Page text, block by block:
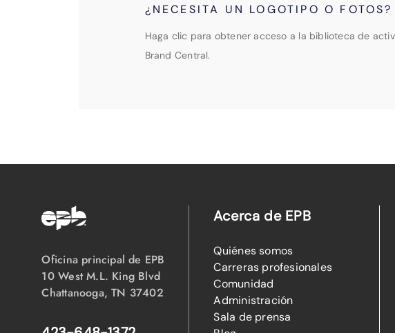
¿NECESITA UN LOGOTIPO O FOTOS?
Haga clic para obtener acceso a la biblioteca de
Brand Central.
Oficina principal de EPB
10 West M.L. King Blvd
Chattanooga, TN 37402
Acerca de EPB
Quiénes somos
Carreras profesionales
Comunidad
Administración
Sala de prensa